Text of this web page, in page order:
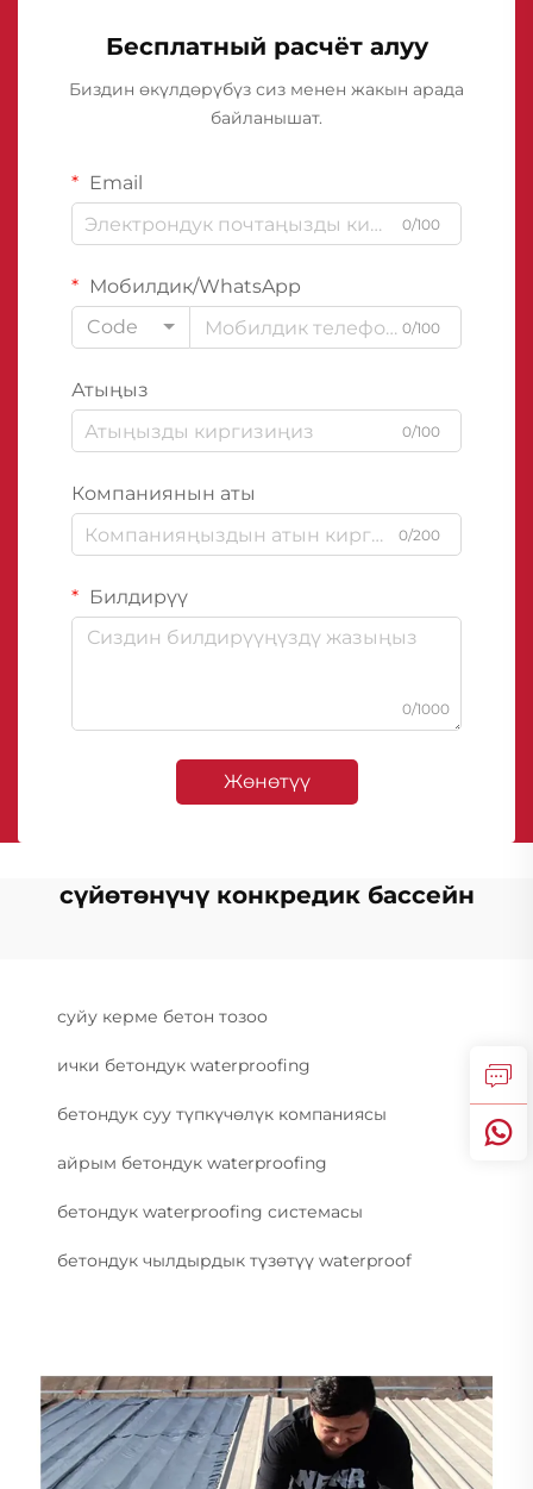
Бесплатный расчёт алуу
Биздин өкүлдөрүбүз сиз менен жакын арада
байланышат.
Email
0/100
Мобилдик/WhatsApp
Code
0/100
Атыңыз
0/100
Компаниянын аты
0/200
Билдирүү
0/1000
Жөнөтүү
сүйөтөнүчү конкредик бассейн
суйу керме бетон тозоо
ички бетондук waterproofing
бетондук суу түпкүчөлүк компаниясы
айрым бетондук waterproofing
бетондук waterproofing системасы
бетондук чылдырдык түзөтүү waterproof